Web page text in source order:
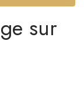
sur